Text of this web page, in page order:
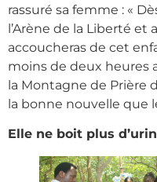
rassuré sa femme : «
l’Arène de la Liberté
accoucheras de cet
moins de deux heures
la Montagne de Prière
la bonne nouvelle que
Elle ne boit plus